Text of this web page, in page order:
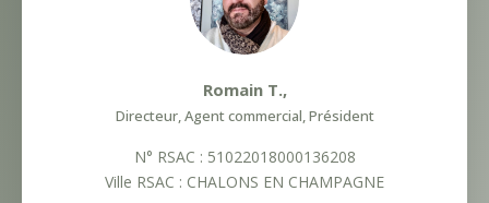
Romain T.,
Directeur, Agent commercial, Président
N° RSAC : 51022018000136208
Ville RSAC : CHALONS EN CHAMPAGNE